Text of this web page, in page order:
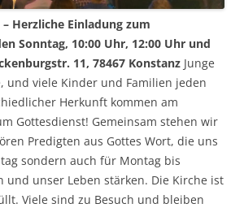
Herzliche Einladung zum
Sonntag, 10:00 Uhr, 12:00 Uhr und
11, 78467 Konstanz Junge
und viele Kinder und Familien jeden
Herkunft kommen am
Gottesdienst! Gemeinsam stehen wir
Predigten aus Gottes Wort, die uns
sondern auch für Montag bis
und unser Leben stärken. Die Kirche ist
Viele sind zu Besuch und bleiben